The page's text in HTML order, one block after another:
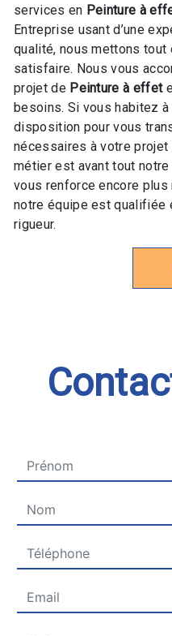
services en Peinture à
Entreprise usant d’une
qualité, nous mettons tout
satisfaire. Nous vous
projet de Peinture à effet
besoins. Si vous habitez à
disposition pour vous
nécessaires à votre projet
métier est avant tout
vous renforce encore
notre équipe est qualifiée
rigueur.